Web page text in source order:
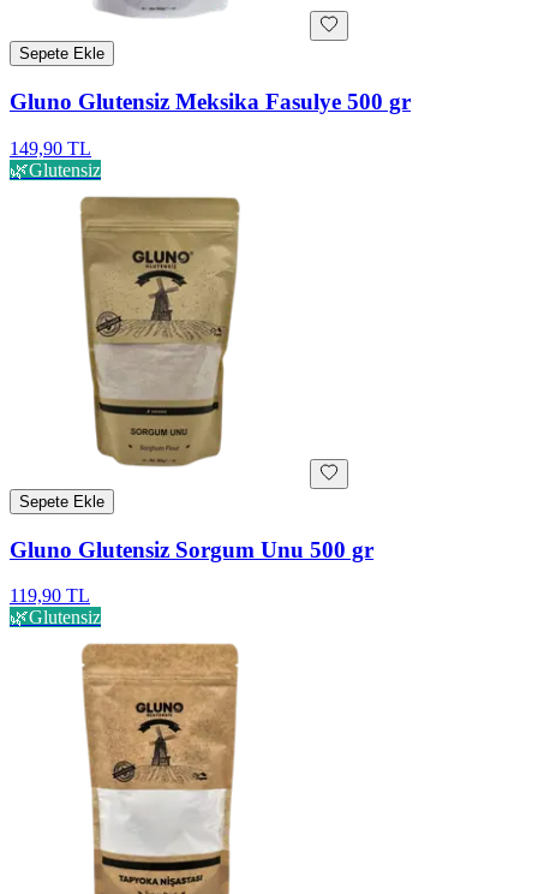
Sepete Ekle
Gluno Glutensiz Meksika Fasulye 500 gr
149,90 TL
🌿Glutensiz
Sepete Ekle
Gluno Glutensiz Sorgum Unu 500 gr
119,90 TL
🌿Glutensiz